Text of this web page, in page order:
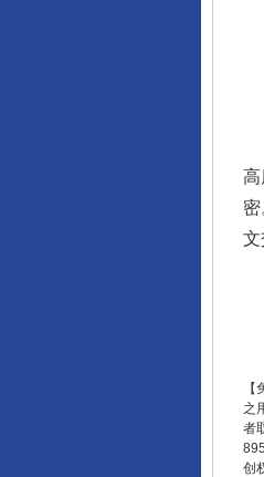
高
文
之
者
创